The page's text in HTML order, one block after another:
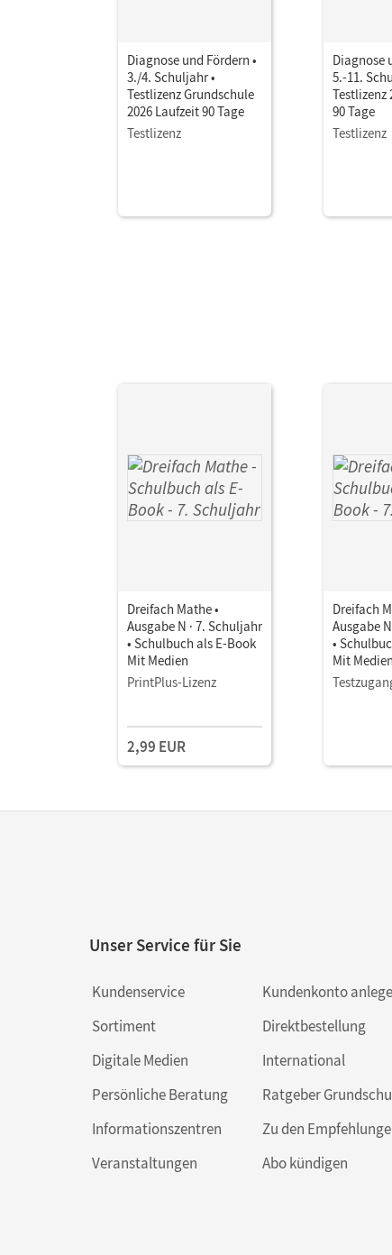
Diagnose und Fördern •
3./4. Schuljahr •
Testlizenz Grundschule
2026 Laufzeit 90 Tage
Testlizenz
Diagnose
5.-11.
Testlizenz
90 Tage
Testlizenz
Dreifach Mathe •
Ausgabe N · 7. Schuljahr
• Schulbuch als E-Book
Mit Medien
PrintPlus-Lizenz
2,99 EUR
Dreifach
Ausgabe
•
Mit Medien
Unser Service für Sie
Kundenservice
Sortiment
Digitale Medien
Persönliche Beratung
Informationszentren
Veranstaltungen
Kundenkonto
Direktbestellung
International
Ratgeber
Zu den
Abo kündigen